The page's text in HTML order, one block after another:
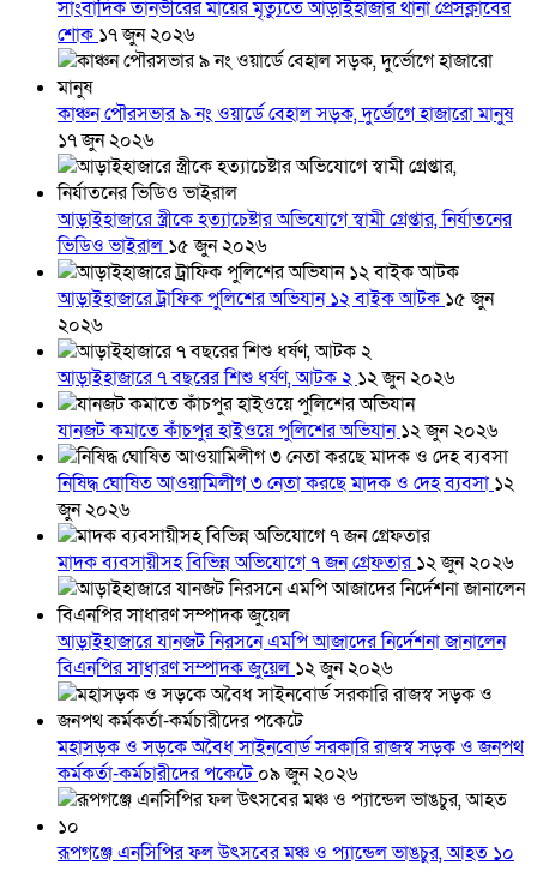
সাংবাদিক তানভীরের মায়ের মৃত্যুতে আড়াইহাজার থানা প্রেসক্লাবের
শোক ১৭ জুন ২০২৬
কাঞ্চন পৌরসভার ৯ নং ওয়ার্ডে বেহাল সড়ক, দুর্ভোগে হাজারো মানুষ
১৭ জুন ২০২৬
আড়াইহাজারে স্ত্রীকে হত্যাচেষ্টার অভিযোগে স্বামী গ্রেপ্তার, নির্যাতনের
ভিডিও ভাইরাল ১৫ জুন ২০২৬
আড়াইহাজারে ট্রাফিক পুলিশের অভিযান ১২ বাইক আটক ১৫ জুন
২০২৬
আড়াইহাজারে ৭ বছরের শিশু ধর্ষণ, আটক ২ ১২ জুন ২০২৬
যানজট কমাতে কাঁচপুর হাইওয়ে পুলিশের অভিযান১২ জুন ২০২৬
নিষিদ্ধ ঘোষিত আওয়ামিলীগ ৩ নেতা করছে মাদক ও দেহ ব্যবসা ১২
জুন ২০২৬
মাদক ব্যবসায়ীসহ বিভিন্ন অভিযোগে ৭ জন গ্রেফতার১২ জুন ২০২৬
আড়াইহাজারে যানজট নিরসনে এমপি আজাদের নির্দেশনা জানালেন
বিএনপির সাধারণ সম্পাদক জুয়েল ১২ জুন ২০২৬
মহাসড়ক ও সড়কে অবৈধ সাইনবোর্ড সরকারি রাজস্ব সড়ক ও জনপথ
কর্মকর্তা-কর্মচারীদের পকেটে০৯ জুন ২০২৬
রূপগঞ্জে এনসিপির ফল উৎসবের মঞ্চ ও প্যান্ডেল ভাঙচুর, আহত ১০